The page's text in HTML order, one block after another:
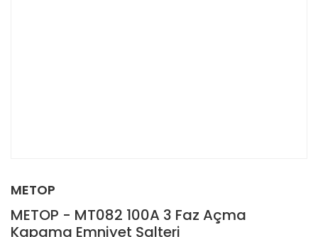
METOP
METOP - MT082 100A 3 Faz Açma
Kapama Emniyet Şalteri